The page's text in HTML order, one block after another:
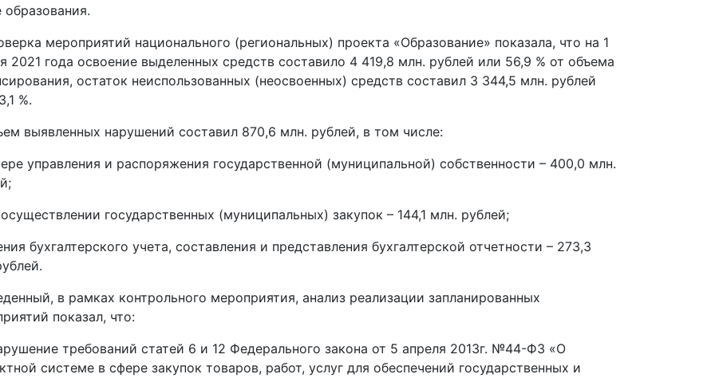
образования.
мероприятий национального (региональных) проекта «Образование» показала, что на 1
2021 года освоение выделенных средств составило 4 419,8 млн. рублей или 56,9 % от объема
остаток неиспользованных (неосвоенных) средств составил 3 344,5 млн. рублей
%.
выявленных нарушений составил 870,6 млн. рублей, в том числе:
управления и распоряжения государственной (муниципальной) собственности – 400,0 млн.
государственных (муниципальных) закупок – 144,1 млн. рублей;
бухгалтерского учета, составления и представления бухгалтерской отчетности – 273,3
в рамках контрольного мероприятия, анализ реализации запланированных
показал, что:
требований статей 6 и 12 Федерального закона от 5 апреля 2013г. №44-ФЗ «О
системе в сфере закупок товаров, работ, услуг для обеспечений государственных и